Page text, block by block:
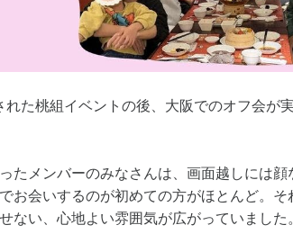
れた桃組イベントの後、大阪でのオフ会が
たメンバーのみなさんは、画面越しには顔
お会いするのが初めての方がほとんど。そ
ない、心地よい雰囲気が広がっていました